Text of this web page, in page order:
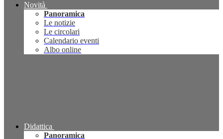
Novità
Panoramica
Le notizie
Le circolari
Calendario eventi
Albo online
Didattica
Panoramica